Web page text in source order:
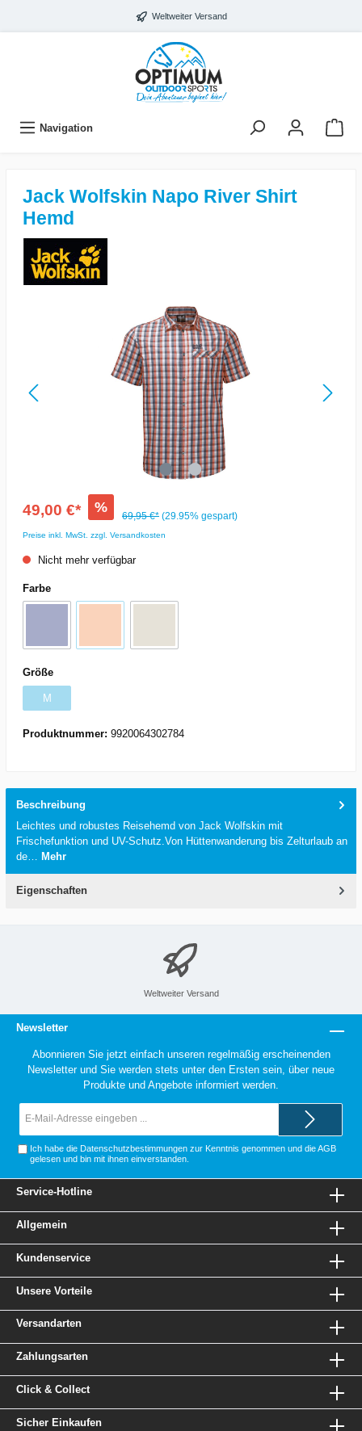
Weltweiter Versand
Navigation
Jack Wolfskin Napo River Shirt
Hemd
49,00 €* %
69,95 €* (29.95% gespart)
Preise inkl. MwSt. zzgl. Versandkosten
Nicht mehr verfügbar
Farbe
Größe
M
Produktnummer: 9920064302784
Beschreibung
Leichtes und robustes Reisehemd von Jack Wolfskin mit
Frischefunktion und UV-Schutz.Von Hüttenwanderung bis Zelturlaub an
de…
Mehr
Eigenschaften
Weltweiter Versand
Newsletter
Abonnieren Sie jetzt einfach unseren regelmäßig erscheinenden
Newsletter und Sie werden stets unter den Ersten sein, über neue
Produkte und Angebote informiert werden.
Ich habe die Datenschutzbestimmungen zur Kenntnis genommen und dieAGB
gelesen und bin mit ihnen einverstanden.
Service-Hotline
Allgemein
Kundenservice
Unsere Vorteile
Versandarten
Zahlungsarten
Click & Collect
Sicher Einkaufen